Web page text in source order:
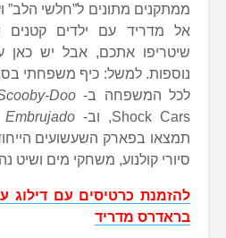
ממתקנים מתונים ל”חלשי הלב”
אל מדריד עם ילדים קטנים
שיטריפו אתכם, אבל יש כאן
נוספות. למשל: כיף משפחתי
לכל המשפחה ב- Doo
Shock Cars, וב-
תמצאו בפארק השעשועים
סיורי קולנוע, משחקי מים ושיט
להזמנת כרטיסים עם דילוג
בראדרס מדריד